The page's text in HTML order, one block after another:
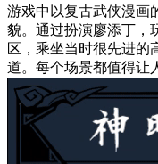
游戏中以复古武侠漫画
貌。通过扮演廖添丁，
区，乘坐当时很先进的
道。每个场景都值得让